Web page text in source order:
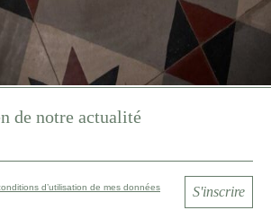
de notre actualité
d’utilisation de mes données
S'inscrire